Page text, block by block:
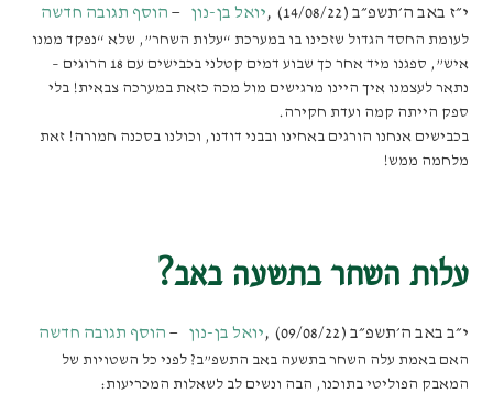
י״ז באב ה׳תשפ״ב (14/08/22) , יואל בן-נון הוסף תגובה חדשה
לעומת החסד הגדול שזכינו בו במערכת “עלות השחר”, שלא “נפקד ממנו
איש”, ספגנו מיד אחר כך שבוע דמים קטלני בכבישים עם 18 הרוגים –
נתאר לעצמנו איך היינו מרגישים מול מכה כזאת במערכה צבאית! בלי
ספק הייתה קמה ועדת חקירה.
בכבישים אנחנו הורגים באחינו ובבני דודנו, וכולנו בסכנה חמורה! זאת
מלחמה ממש!
עלות השחר בתשעה באב?
י״ב באב ה׳תשפ״ב (09/08/22) , יואל בן-נון הוסף תגובה חדשה
האם באמת עלה השחר בתשעה באב התשפ”ב? לפני כל השטויות של
המאבק הפוליטי בתוכנו, הבה ונשים לב לשאלות המכריעות: